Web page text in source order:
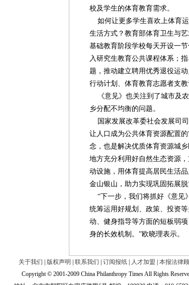
校及学生的体育教育需求。
如何让更多学生喜欢上体育
生活方式？教育部体育卫生与
基础教育阶段学校每天开设一
入研究生教育公共课程体系；
题，推动建立聘用优秀退役运
行动计划、体育教育志愿者支教
《意见》也关注到了城市及
乡分配不均衡的问题。
国家发展改革委社会发展司司
让人口成为公共体育资源配置
念，也是解决优质体育资源城
地方充分利用好自然生态资源
动设施，用体育提高居民生活
金山银山，助力实现巩固拓展
“下一步，我们将抓好《意见
统筹运用好规划、政策、投资
动、健身指导等方面的短板弱
身的长效机制。”欧晓理表示。
关于我们 版权声明 联系我们 订阅报纸 人才加盟
本报法律
Copyright © 2001-2009 China Philanthropy Times All Rights